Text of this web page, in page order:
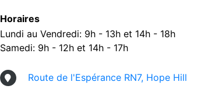
Horaires
Lundi au Vendredi: 9h - 13h et 14h - 18h
Samedi: 9h - 12h et 14h - 17h
Route de l'Espérance RN7, Hope Hill